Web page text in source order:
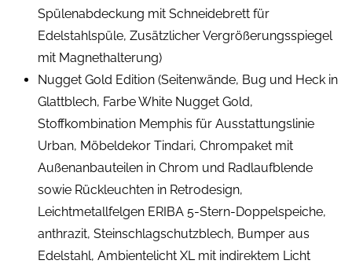
Spülenabdeckung mit Schneidebrett für
Edelstahlspüle, Zusätzlicher Vergrößerungsspiegel
mit Magnethalterung)
Nugget Gold Edition (Seitenwände, Bug und Heck in
Glattblech, Farbe White Nugget Gold,
Stoffkombination Memphis für Ausstattungslinie
Urban, Möbeldekor Tindari, Chrompaket mit
Außenanbauteilen in Chrom und Radlaufblende
sowie Rückleuchten in Retrodesign,
Leichtmetallfelgen ERIBA 5-Stern-Doppelspeiche,
anthrazit, Steinschlagschutzblech, Bumper aus
Edelstahl, Ambientelicht XL mit indirektem Licht